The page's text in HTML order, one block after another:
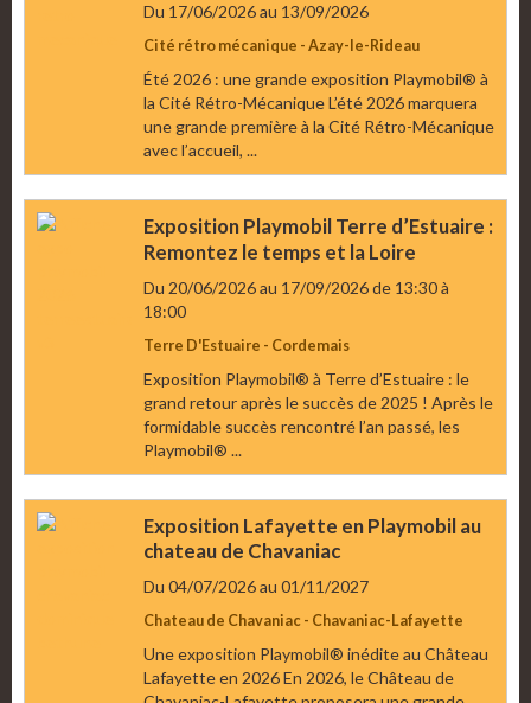
Du 17/06/2026au 13/09/2026
Cité rétro mécanique - Azay-le-Rideau
Été 2026 : une grande exposition Playmobil® à
la Cité Rétro-Mécanique L’été 2026 marquera
une grande première à la Cité Rétro-Mécanique
avec l’accueil, ...
Exposition Playmobil Terre d’Estuaire :
Remontez le temps et la Loire
Du 20/06/2026au 17/09/2026de 13:30à
18:00
Terre D'Estuaire - Cordemais
Exposition Playmobil® à Terre d’Estuaire : le
grand retour après le succès de 2025 ! Après le
formidable succès rencontré l’an passé, les
Playmobil® ...
Exposition Lafayette en Playmobil au
chateau de Chavaniac
Du 04/07/2026au 01/11/2027
Chateau de Chavaniac - Chavaniac-Lafayette
Une exposition Playmobil® inédite au Château
Lafayette en 2026 En 2026, le Château de